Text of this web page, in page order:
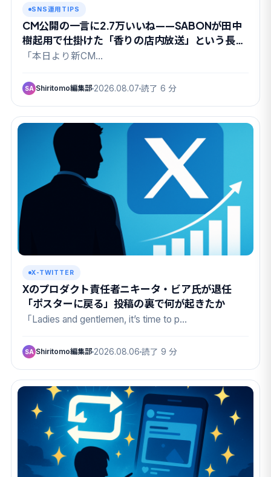
SNS運用TIPS
CM公開の一言に2.7万いいね——SABONが田中
樹起用で仕掛けた「香りの店内放送」という長期
戦
「本日より新CM…
SA Shiritomo編集部 2026.08.07 読了 6 分
X-TWITTER
Xのプロダクト責任者ニキータ・ビア氏が退任
「ポスターに戻る」投稿の裏で何が起きたか
「Ladies and gentlemen, it’s time to p…
SA Shiritomo編集部 2026.08.06 読了 9 分